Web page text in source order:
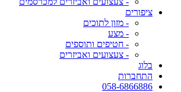
ציפורים
- מזון לתוכים
- מצע
- חטיפים ותוספים
- צעצועים ואביזרים
בלוג
התחברות
058-6866886